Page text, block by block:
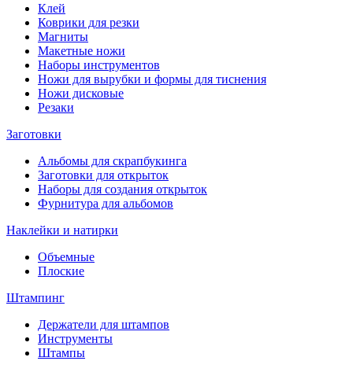
Клей
Коврики для резки
Магниты
Макетные ножи
Наборы инструментов
Ножи для вырубки и формы для тиснения
Ножи дисковые
Резаки
Заготовки
Альбомы для скрапбукинга
Заготовки для открыток
Наборы для создания открыток
Фурнитура для альбомов
Наклейки и натирки
Объемные
Плоские
Штампинг
Держатели для штампов
Инструменты
Штампы